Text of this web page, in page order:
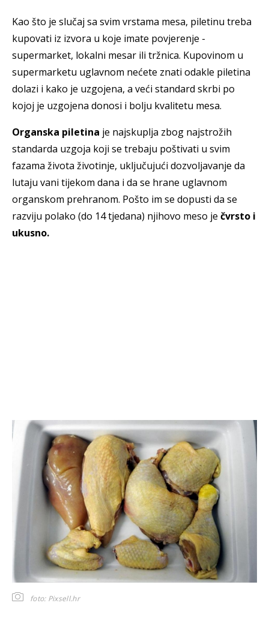
Kao što je slučaj sa svim vrstama mesa, piletinu treba
kupovati iz izvora u koje imate povjerenje -
supermarket, lokalni mesar ili tržnica. Kupovinom u
supermarketu uglavnom nećete znati odakle piletina
dolazi i kako je uzgojena, a veći standard skrbi po
kojoj je uzgojena donosi i bolju kvalitetu mesa.
Organska piletina je najskuplja zbog najstrožih
standarda uzgoja koji se trebaju poštivati u svim
fazama života životinje, uključujući dozvoljavanje da
lutaju vani tijekom dana i da se hrane uglavnom
organskom prehranom. Pošto im se dopusti da se
razviju polako (do 14 tjedana) njihovo meso je čvrsto i
ukusno.
foto: Pixsell.hr